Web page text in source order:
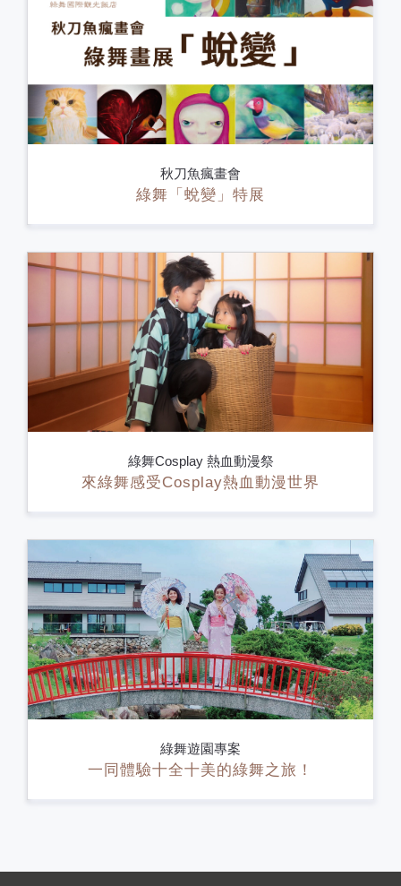
秋刀魚瘋畫會
綠舞「蛻變」特展
綠舞Cosplay 熱血動漫祭
來綠舞感受Cosplay熱血動漫世界
綠舞遊園專案
一同體驗十全十美的綠舞之旅！